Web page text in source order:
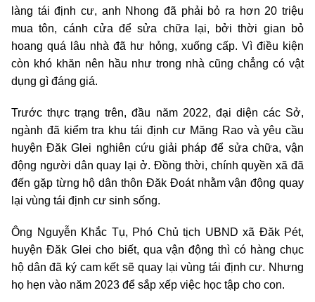
làng tái định cư, anh Nhong đã phải bỏ ra hơn 20 triệu
mua tôn, cánh cửa để sửa chữa lại, bởi thời gian bỏ
hoang quá lâu nhà đã hư hỏng, xuống cấp. Vì điều kiện
còn khó khăn nên hầu như trong nhà cũng chẳng có vật
dụng gì đáng giá.
Trước thực trạng trên, đầu năm 2022, đại diện các Sở,
ngành đã kiểm tra khu tái định cư Măng Rao và yêu cầu
huyện Đăk Glei nghiên cứu giải pháp để sửa chữa, vận
động người dân quay lại ở. Đồng thời, chính quyền xã đã
đến gặp từng hộ dân thôn Đăk Đoát nhằm vận động quay
lại vùng tái định cư sinh sống.
Ông Nguyễn Khắc Tụ, Phó Chủ tịch UBND xã Đăk Pét,
huyện Đăk Glei cho biết, qua vận động thì có hàng chục
hộ dân đã ký cam kết sẽ quay lại vùng tái định cư. Nhưng
họ hẹn vào năm 2023 để sắp xếp việc học tập cho con.